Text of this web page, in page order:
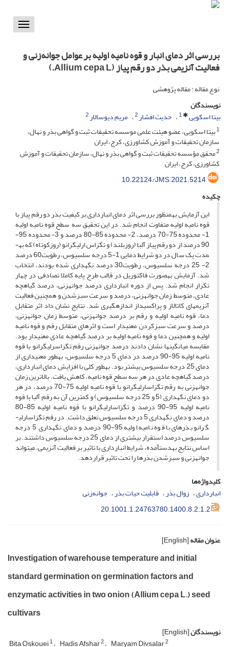
Toggle
بررسی اثر دمای انبار و قوه نامیه اولیه بر عوامل جوانه‌زنی و
فعالیت آنزیمی بذر دو رقم پیاز (Allium cepa L.)
نوع مقاله : مقاله پژوهشی
نویسندگان
بیتا اسکویی
1 حدیث افشار2 مریم دیوسالار2
1بیتا اسکویی، عضو هیئت علمی موسسه تحقیقات ثبت و گواهی بذر و نهال،
سازمان تحقیقات و آموزش کشاورزی، کرج، ایران
2محقق مؤسسه تحقیقات ثبت و گواهی بذر و نهال، سازمان تحقیقات و آموزش
کشاورزی، کرج، ایران
10.22124/JMS.2021.5214
چکیده
این آزمایش به­منظور بررسی اثر دمای انبارداری بر کیفیت بذر دو رقم پیاز با
قوه نامیه اولیه متفاوت انجام شد. در این تحقیق سه سطح قوه نامیه اولیه
1- محدوده 75-70 درصد، 2- محدوده 85-80 درصد و 3- محدوده 95-
90 درصد از دو رقم پیاز آلبا (روزبلند) و تگزاس­ ارلی­گرانو (روزکوتاه) که به­
مدت یک سال در دو شرایط دمایی 1-5 درجه سلسیوس، رطوبت60 درصد
2- 25 درجه سلسیوس، رطوبت30 درصد نگهداری شده بودند، انتخاب
شد. آزمایش به­صورت فاکتوریل در قالب طرح پایه کاملا تصادفی در چهار
تکرار انجام شد. پس از دوره انبارداری درصد جوانه­زنی، درصد گیاهچه
عادی، متوسط زمان جوانه­زنی، درصد و سرعت سبز­شدن و همچنین فعالیت
آنزیم­های کاتالاز و پراکسیداز اندازه­گیری شد. نتایج نشان داد اثر متقابل
دما، قوه نامیه اولیه و رقم بر درصد جوانه­زنی، متوسط زمان جوانه­زنی،
درصد و سرعت سبز­کردن معنی­دار است و اثرهای متقابل رقم و قوه نامیه
اولیه و همچنین دما و قوه نامیه اولیه بر درصد گیاهچه عادی معنی­دار بود.
مقایسه میانگین­ها نشان دادند درصد جوانه­زنی رقم تگزاس­رلی­گرانو با قوه
نامیه اولیه 95-90 درصد در دمای 5 درجه سلسیوس، به­طور معنی­داری از
دمای 25 درجه سلسیوس بیش­تر بود. به­طور کلی با افزایش دمای انبارداری،
درصد گیاهچه عادی در هر سه سطح قوه نامیه، کاهش یافت. بالاترین زمان
جوانه­زنی به رقم تگزاس­ارلی­گرانو با قوه نامیه اولیه 75-70 درصد، در هر
دو دمای نگهداری (5 و 25 درجه سلسیوس) و کم­ترین آن به رقم آلبا با قوه
نامیه اولیه 95-90 درصد و تگزاس­ارلی­گرانو با قوه نامیه اولیه 85-80
درصد و دمای نگهداری 5 درجه سلسیوس تعلق داشت. در رقم تگزاس­ارلی­
گرانو بذرهای با قوه نامیه اولیه 95-90 درصد و دمای نگهداری 5 درجه
سلسیوس درصد استقرار بیش­تری از دمای 25 درجه سلسیوس داشتند. بر
اساس نتایج به­دست­آمده، شرایط انبارداری با تاثیر بر فعالیت آنزیمی، می­تواند
جوانه­زنی و سبز­شدن بذرها را تحت تاثیر قرار­دهد.
کلیدواژه‌ها
انبارداری زوال بذر قابلیت حیات بذر جوانه‌زنی
20.1001.1.24763780.1400.8.2.1.2
عنوان مقاله[English]
Investigation of warehouse temperature and initial
standard germination on germination factors and
enzymatic activities in two onion (Allium cepa L.) seed
cultivars
نویسندگان[English]
Bita Oskouei1 Hadis Afshar2 Maryam Divsalar2